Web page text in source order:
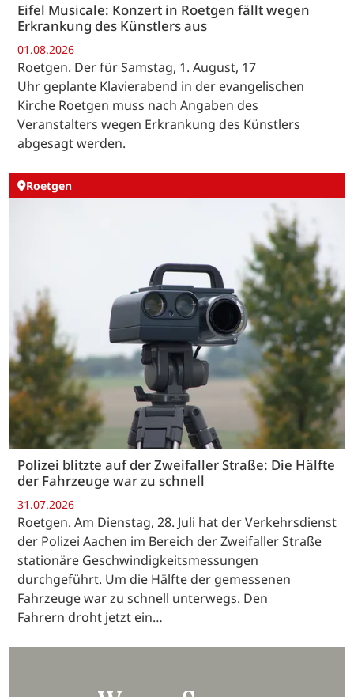
Eifel Musicale: Konzert in Roetgen fällt wegen
Erkrankung des Künstlers aus
01.08.2026
Roetgen. Der für Samstag, 1. August, 17
Uhr geplante Klavierabend in der evangelischen
Kirche Roetgen muss nach Angaben des
Veranstalters wegen Erkrankung des Künstlers
abgesagt werden.
Roetgen
Polizei blitzte auf der Zweifaller Straße: Die Hälfte
der Fahrzeuge war zu schnell
31.07.2026
Roetgen. Am Dienstag, 28. Juli hat der Verkehrsdienst
der Polizei Aachen im Bereich der Zweifaller Straße
stationäre Geschwindigkeitsmessungen
durchgeführt. Um die Hälfte der gemessenen
Fahrzeuge war zu schnell unterwegs. Den
Fahrern droht jetzt ein…